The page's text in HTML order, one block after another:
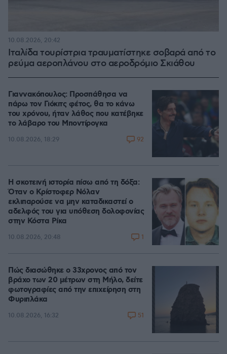
Ιταλίδα τουρίστρια τραυματίστηκε σοβαρά από το
ρεύμα αεροπλάνου στο αεροδρόμιο Σκιάθου
10.08.2026, 20:42
Γιαννακόπουλος: Προσπάθησα να
πάρω τον Γιόκιτς φέτος, θα το κάνω
του χρόνου, ήταν λάθος που κατέβηκε
το λάβαρο του Μποντίρογκα
10.08.2026, 18:29 92
Η σκοτεινή ιστορία πίσω από τη δόξα:
Όταν ο Κρίστοφερ Νόλαν
εκλιπαρούσε να μην καταδικαστεί ο
αδελφός του για υπόθεση δολοφονίας
στην Κόστα Ρίκα
10.08.2026, 20:48 1
Πώς διασώθηκε ο 33χρονος από τον
βράχο των 20 μέτρων στη Μήλο, δείτε
φωτογραφίες από την επιχείρηση στη
Φυριπλάκα
10.08.2026, 16:32 51